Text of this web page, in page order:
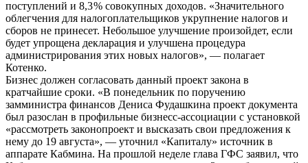
поступлений и 8,3 % совокупных доходов. «Значительного
облегчения для налогоплательщиков укрупнение налогов и
сборов не принесет. Небольшое улучшение произойдет, если
будет упрощена декларация и улучшена процедура
администрирования этих новых налогов», — полагает
Котенко.
Бизнес должен согласовать данный проект закона в
кратчайшие сроки. «В понедельник по поручению
замминистра финансов Дениса Фудашкина проект документа
был разослан в профильные бизнесс-ассоциации с установкой
«рассмотреть законопроект и высказать свои предложения к
нему до 19 августа», — уточнил «Капиталу» источник в
аппарате Кабмина. На прошлой неделе глава ГФС заявил, что